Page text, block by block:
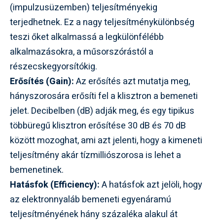
(impulzusüzemben) teljesítményekig
terjedhetnek. Ez a nagy teljesítménykülönbség
teszi őket alkalmassá a legkülönfélébb
alkalmazásokra, a műsorszórástól a
részecskegyorsítókig.
Erősítés (Gain):Az erősítés azt mutatja meg,
hányszorosára erősíti fel a klisztron a bemeneti
jelet. Decibelben (dB) adják meg, és egy tipikus
többüregű klisztron erősítése 30 dB és 70 dB
között mozoghat, ami azt jelenti, hogy a kimeneti
teljesítmény akár tízmilliószorosa is lehet a
bemenetinek.
Hatásfok (Efficiency):A hatásfok azt jelöli, hogy
az elektronnyaláb bemeneti egyenáramú
teljesítményének hány százaléka alakul át